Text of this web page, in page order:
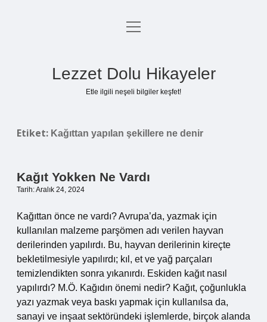
Anasayfa
menüyü
Lezzet Dolu Hikayeler
Etle ilgili neşeli bilgiler keşfet!
Etiket: Kağıttan yapılan şekillere ne denir
Kağıt Yokken Ne Vardı
Tarih: Aralık 24, 2024
Kağıttan önce ne vardı? Avrupa’da, yazmak için
kullanılan malzeme parşömen adı verilen hayvan
derilerinden yapılırdı. Bu, hayvan derilerinin kireçte
bekletilmesiyle yapılırdı; kıl, et ve yağ parçaları
temizlendikten sonra yıkanırdı. Eskiden kağıt nasıl
yapılırdı? M.Ö. Kağıdın önemi nedir? Kağıt, çoğunlukla
yazı yazmak veya baskı yapmak için kullanılsa da,
sanayi ve inşaat sektöründeki işlemlerde, birçok alanda